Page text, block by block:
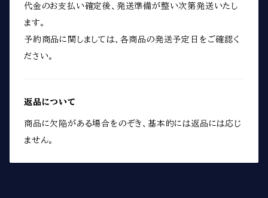
代金のお支払い確定後、発送準備が整い次第発送いたし
ます。
予約商品に関しましては、各商品の発送予定日をご確認く
ださい。
返品について
商品に欠陥がある場合をのぞき、基本的には返品には応じ
ません。